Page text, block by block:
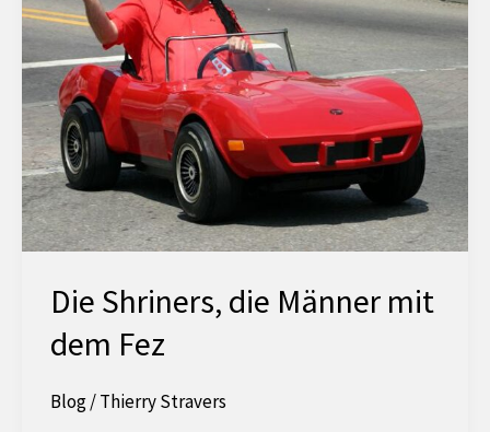
Die Shriners, die Männer mit
dem Fez
Blog/Thierry Stravers